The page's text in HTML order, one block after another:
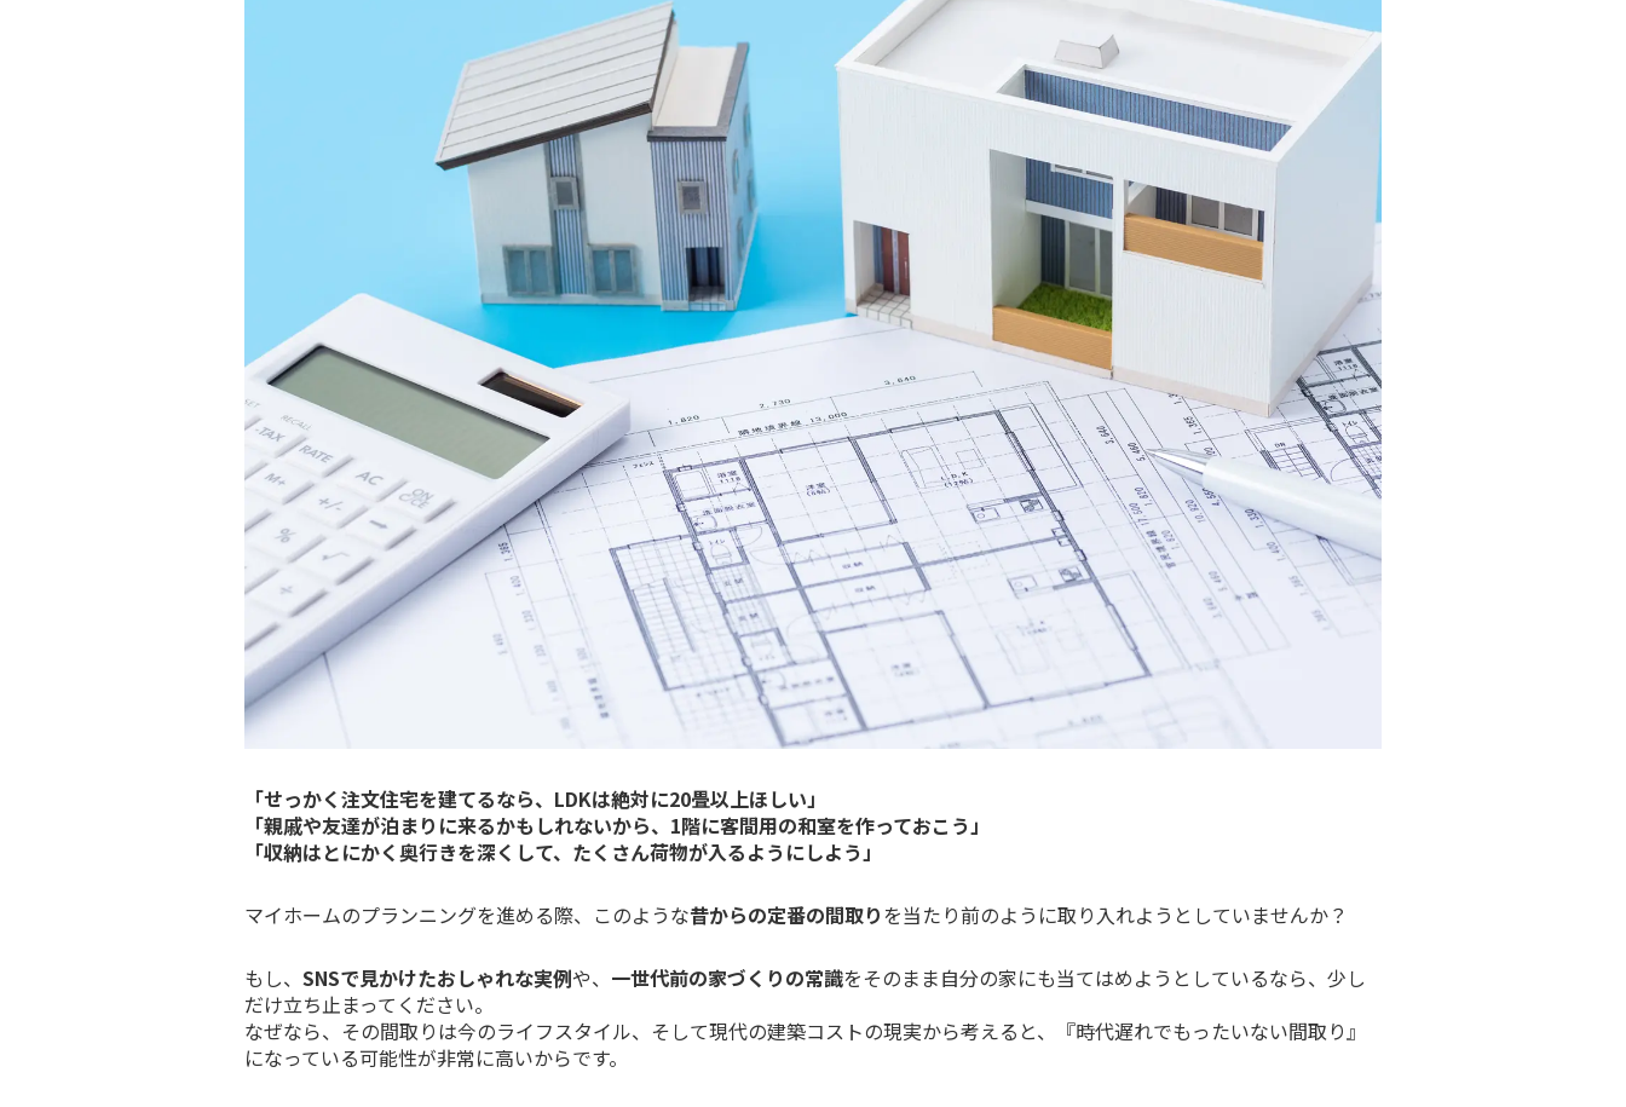
「せっかく注文住宅を建てるなら、LDKは絶対に20畳以上ほしい」
「親戚や友達が泊まりに来るかもしれないから、1階に客間用の和室を作っておこう」
「収納はとにかく奥行きを深くして、たくさん荷物が入るようにしよう」
マイホームのプランニングを進める際、このような昔からの定番の間取りを当たり前のように取り入れようとしていませんか？
もし、 SNSで見かけたおしゃれな実例や、 一世代前の家づくりの常識をそのまま自分の家にも当てはめようとしているなら、少し
だけ立ち止まってください。
なぜなら、その間取りは今のライフスタイル、そして現代の建築コストの現実から考えると、『時代遅れでもったいない間取り』
になっている可能性が非常に高いからです。